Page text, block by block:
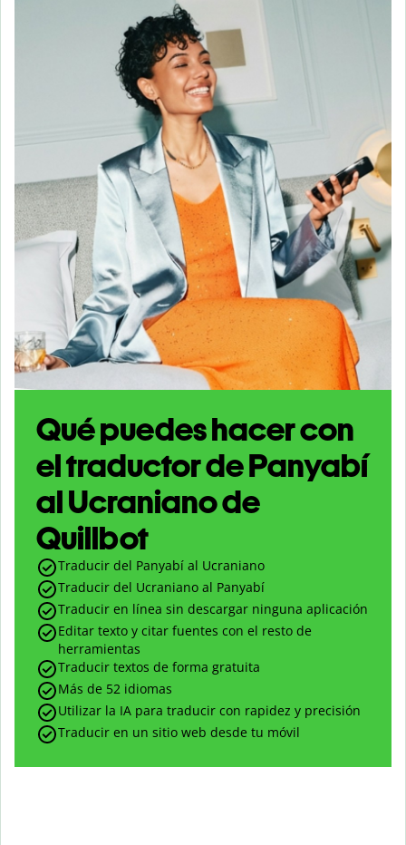
Qué puedes hacer con
el traductor de Panyabí
al Ucraniano de
Quillbot
Traducir del Panyabí al Ucraniano
Traducir del Ucraniano al Panyabí
Traducir en línea sin descargar ninguna aplicación
Editar texto y citar fuentes con el resto de
herramientas
Traducir textos de forma gratuita
Más de 52 idiomas
Utilizar la IA para traducir con rapidez y precisión
Traducir en un sitio web desde tu móvil